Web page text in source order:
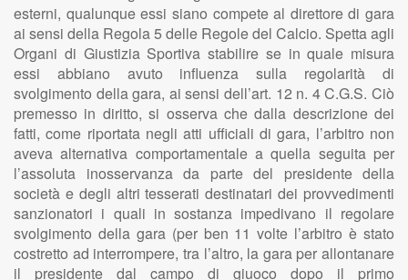
esterni, qualunque essi siano compete al direttore di gara
ai sensi della Regola 5 delle Regole del Calcio. Spetta agli
Organi di Giustizia Sportiva stabilire se in quale misura
essi abbiano avuto influenza sulla regolarità di
svolgimento della gara, ai sensi dell’art. 12 n. 4 C.G.S. Ciò
premesso in diritto, si osserva che dalla descrizione dei
fatti, come riportata negli atti ufficiali di gara, l’arbitro non
aveva alternativa comportamentale a quella seguita per
l’assoluta inosservanza da parte del presidente della
società e degli altri tesserati destinatari dei provvedimenti
sanzionatori i quali in sostanza impedivano il regolare
svolgimento della gara (per ben 11 volte l’arbitro è stato
costretto ad interrompere, tra l’altro, la gara per allontanare
il presidente dal campo di giuoco dopo il primo